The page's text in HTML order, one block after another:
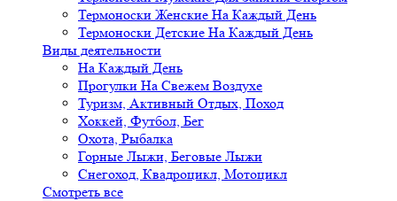
Термоноски Женские На Каждый День
Термоноски Детские На Каждый День
Виды деятельности
На Каждый День
Прогулки На Свежем Воздухе
Туризм, Активный Отдых, Поход
Хоккей, Футбол, Бег
Охота, Рыбалка
Горные Лыжи, Беговые Лыжи
Снегоход, Квадроцикл, Мотоцикл
Смотреть все